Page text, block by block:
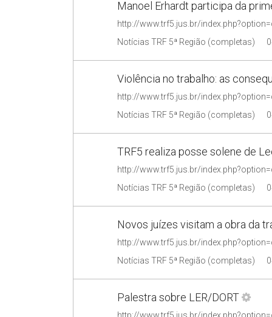
Manoel Erhardt participa da
Notícias TRF 5ª Região (completas)
Violência no trabalho: as
Notícias TRF 5ª Região (completas)
TRF5 realiza posse solene de
Notícias TRF 5ª Região (completas)
Novos juízes visitam a obra da
Notícias TRF 5ª Região (completas)
Palestra sobre LER/DORT